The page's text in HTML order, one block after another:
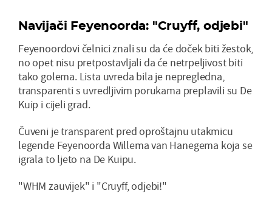
Navijači Feyenoorda: "Cruyff, odjebi"
Feyenoordovi čelnici znali su da će doček biti žestok,
no opet nisu pretpostavljali da će netrpeljivost biti
tako golema. Lista uvreda bila je nepregledna,
transparenti s uvredljivim porukama preplavili su De
Kuip i cijeli grad.
Čuveni je transparent pred oproštajnu utakmicu
legende Feyenoorda Willema van Hanegema koja se
igrala to ljeto na De Kuipu.
"WHM zauvijek" i "Cruyff, odjebi!"